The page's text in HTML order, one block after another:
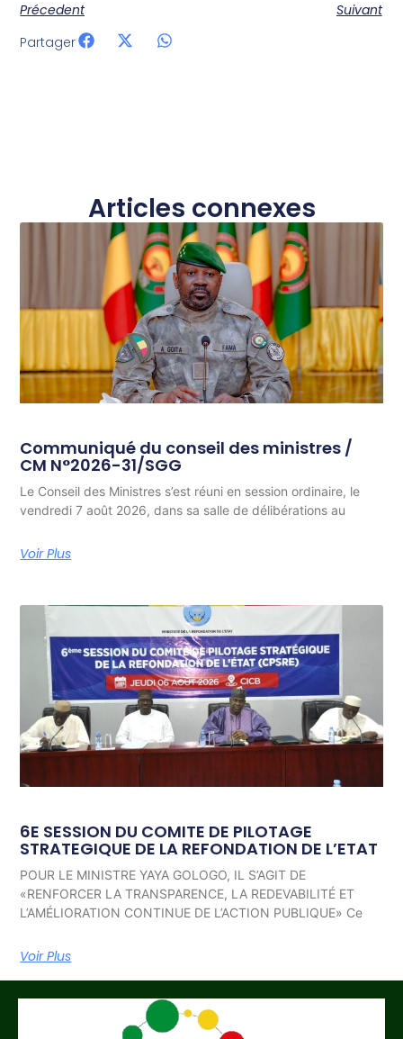
Précedent
Suivant
Partager
Articles connexes
Communiqué du conseil des ministres /
CM N°2026-31/SGG
Le Conseil des Ministres s’est réuni en session ordinaire, le
vendredi 7 août 2026, dans sa salle de délibérations au
Voir Plus
6E SESSION DU COMITE DE PILOTAGE
STRATEGIQUE DE LA REFONDATION DE L’ETAT
POUR LE MINISTRE YAYA GOLOGO, IL S’AGIT DE
«RENFORCER LA TRANSPARENCE, LA REDEVABILITÉ ET
L’AMÉLIORATION CONTINUE DE L’ACTION PUBLIQUE» Ce
Voir Plus